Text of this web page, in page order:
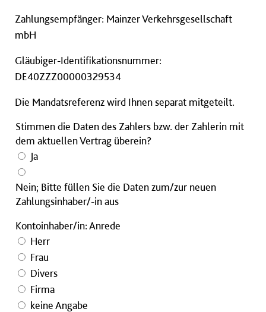
Zahlungsempfänger: Mainzer Verkehrsgesellschaft
mbH
Gläubiger-Identifikationsnummer:
DE40ZZZ00000329534
Die Mandatsreferenz wird Ihnen separat mitgeteilt.
Stimmen die Daten des Zahlers bzw. der Zahlerin mit
dem aktuellen Vertrag überein?
Ja
Nein; Bitte füllen Sie die Daten zum/zur neuen
Zahlungsinhaber/-in aus
Kontoinhaber/in: Anrede
Herr
Frau
Divers
Firma
keine Angabe